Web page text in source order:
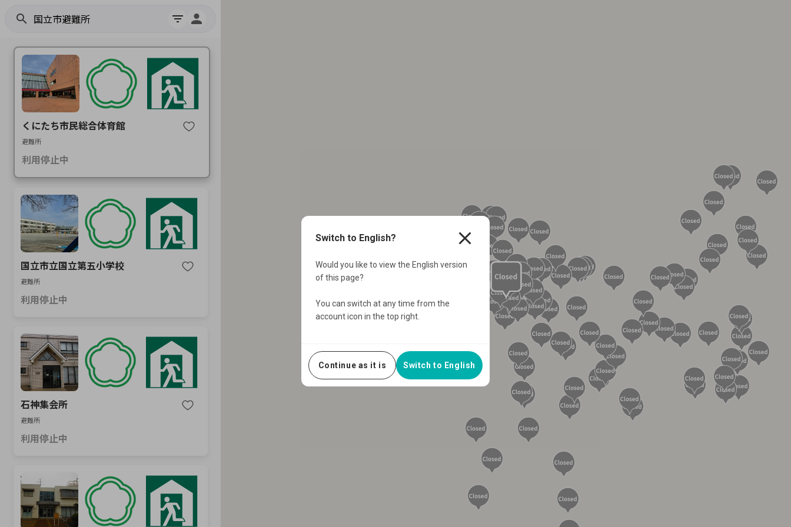
search filter_list
くにたち市民総合体育館
避難所
利用停止中
国立市立国立第五小学校
避難所
利用停止中
石神集会所
避難所
利用停止中
Switch to English? close
Would you like to view the English version
of this page?
You can switch at any time from the
account icon in the top right.
Continue as it is Switch to English